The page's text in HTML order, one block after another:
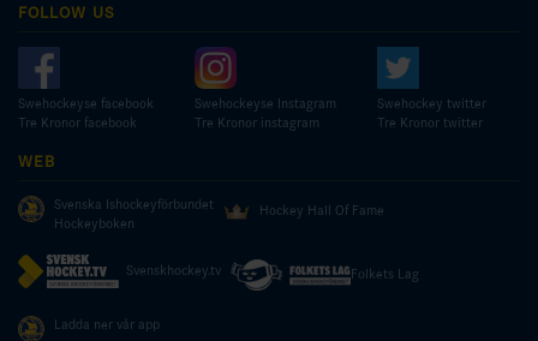
FOLLOW US
Swehockeyse facebook
Tre Kronor facebook
Swehockeyse Instagram
Tre Kronor instagram
Swehockey twitter
Tre Kronor twitter
WEB
Svenska Ishockeyförbundet
Hockeyboken
Hockey Hall Of Fame
Svenskhockey.tv Folkets Lag
Ladda ner vår app